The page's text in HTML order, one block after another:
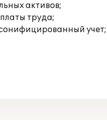
активов;
труда;
учет;